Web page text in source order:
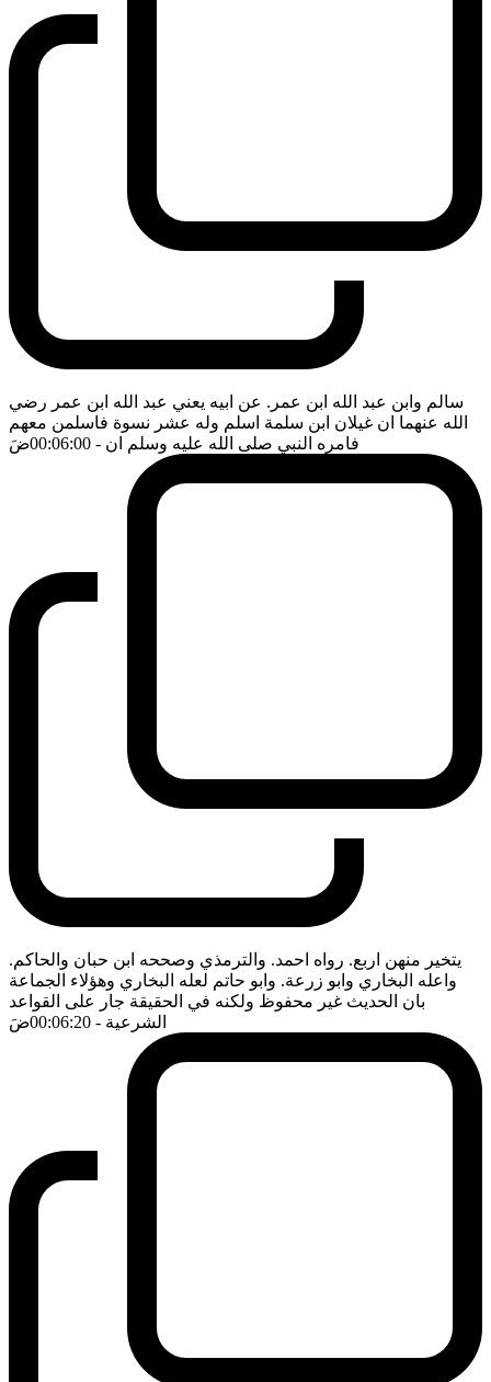
سالم وابن عبد الله ابن عمر. عن ابيه يعني عبد الله ابن عمر رضي
الله عنهما ان غيلان ابن سلمة اسلم وله عشر نسوة فاسلمن معهم
فامره النبي صلى الله عليه وسلم ان - 00:06:00 ضَ
يتخير منهن اربع. رواه احمد. والترمذي وصححه ابن حبان والحاكم.
واعله البخاري وابو زرعة. وابو حاتم لعله البخاري وهؤلاء الجماعة
بان الحديث غير محفوظ ولكنه في الحقيقة جار على القواعد
الشرعية - 00:06:20 ضَ